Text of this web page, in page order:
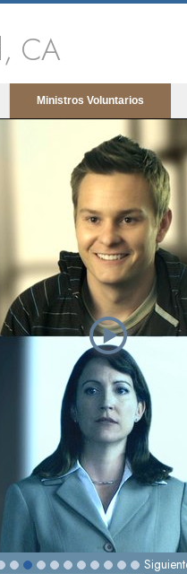
CA
Ministros Voluntarios